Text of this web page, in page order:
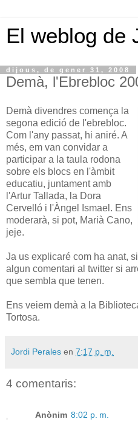
El weblog de
dijous, de gener 31, 2008
Demà, l'Ebrebloc
Demà divendres comença la
segona edició de l'ebrebloc.
Com l'any passat, hi aniré. A
més, em van convidar a
participar a la taula rodona
sobre els blocs en l'àmbit
educatiu, juntament amb
l'Artur Tallada, la Dora
Cervelló i l'Àngel Ismael. Ens
moderarà, si pot, Marià Cano,
jeje.
Ja us explicaré com ha anat,
algun comentari al twitter si
que sembla que tenen.
Ens veiem demà a la
Tortosa.
Jordi Perales en 7:17 p. m.
4 comentaris:
Anònim 8:02 p. m.